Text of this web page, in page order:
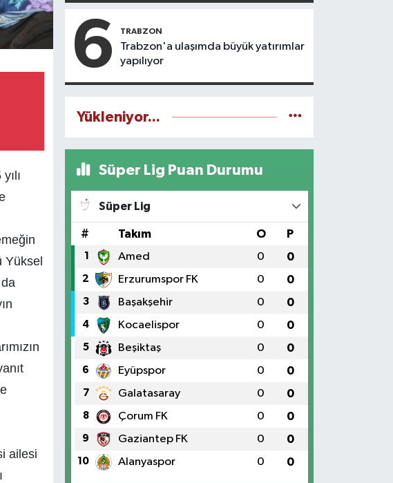
Yüksel
ailesi
6 TRABZON
Trabzon'a ulaşımda büyük yatırımlar
yapılıyor
Yükleniyor...
Süper Lig Puan Durumu
Süper Lig
# Takım O P
1 Amed 0 0
2 Erzurumspor FK 0 0
3 Başakşehir 0 0
4 Kocaelispor 0 0
5 Beşiktaş 0 0
6 Eyüpspor 0 0
7 Galatasaray 0 0
8 Çorum FK 0 0
9 Gaziantep FK 0 0
10 Alanyaspor 0 0